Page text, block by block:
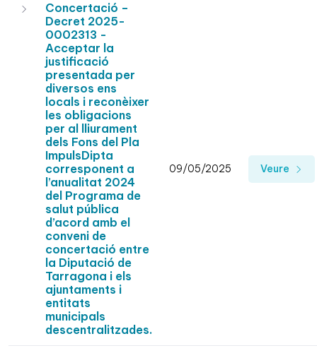
Concertació –
Decret 2025-
0002313 -
Acceptar la
justificació
presentada per
diversos ens
locals i reconèixer
les obligacions
per al lliurament
dels Fons del Pla
ImpulsDipta
corresponent a
l’anualitat 2024
del Programa de
salut pública
d’acord amb el
conveni de
concertació entre
la Diputació de
Tarragona i els
ajuntaments i
entitats
municipals
descentralitzades.
09/05/2025 Veure